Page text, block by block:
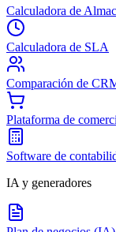
Calculadora de
Calculadora de SLA
Comparación de
Plataforma de
Software de
IA y generadores